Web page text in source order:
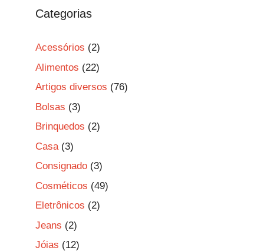
Categorias
Acessórios (2)
Alimentos (22)
Artigos diversos (76)
Bolsas (3)
Brinquedos (2)
Casa (3)
Consignado (3)
Cosméticos (49)
Eletrônicos (2)
Jeans (2)
Jóias (12)